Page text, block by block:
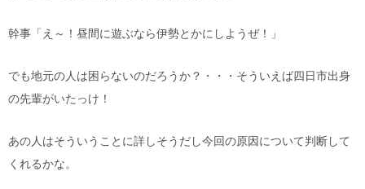
幹事「え～！昼間に遊ぶなら伊勢とかにしようぜ！」
でも地元の人は困らないのだろうか？・・・そういえば四日市出身
の先輩がいたっけ！
あの人はそういうことに詳しそうだし今回の原因について判断して
くれるかな。